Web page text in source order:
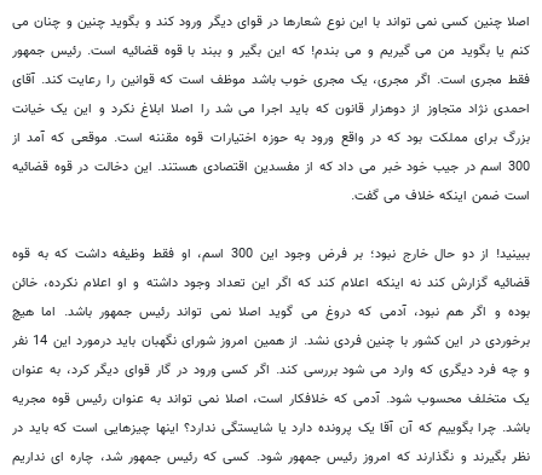
اصلا چنین کسی نمی تواند با این نوع شعارها در قوای دیگر ورود کند و بگوید چنین و چنان می
کنم یا بگوید من می گیریم و می بندم! که این بگیر و ببند با قوه قضائیه است. رئیس جمهور
فقط مجری است. اگر مجری، یک مجری خوب باشد موظف است که قوانین را رعایت کند. آقای
احمدی نژاد متجاوز از دوهزار قانون که باید اجرا می شد را اصلا ابلاغ نکرد و این یک خیانت
بزرگ برای مملکت بود که در واقع ورود به حوزه اختیارات قوه مقننه است. موقعی که آمد از
300 اسم در جیب خود خبر می داد که از مفسدین اقتصادی هستند. این دخالت در قوه قضائیه
است ضمن اینکه خلاف می گفت.
ببینید! از دو حال خارج نبود؛ بر فرض وجود این 300 اسم، او فقط وظیفه داشت که به قوه
قضائیه گزارش کند نه اینکه اعلام کند که اگر این تعداد وجود داشته و او اعلام نکرده، خائن
بوده و اگر هم نبود، آدمی که دروغ می گوید اصلا نمی تواند رئیس جمهور باشد. اما هیچ
برخوردی در این کشور با چنین فردی نشد. از همین امروز شورای نگهبان باید درمورد این 14 نفر
و چه فرد دیگری که وارد می شود بررسی کند. اگر کسی ورود در گار قوای دیگر کرد، به عنوان
یک متخلف محسوب شود. آدمی که خلافکار است، اصلا نمی تواند به عنوان رئیس قوه مجریه
باشد. چرا بگوییم که آن آقا یک پرونده دارد یا شایستگی ندارد؟ اینها چیزهایی است که باید در
نظر بگیرند و نگذارند که امروز رئیس جمهور شود. کسی که رئیس جمهور شد، چاره ای نداریم